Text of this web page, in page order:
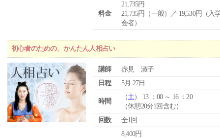
料金
21,735円
21,735円（一般）／ 19,530円（入
会者）
初心者のための、かんたん人相占い
講師
赤見 淑子
日程
5月 27日
時間
（土） 13 ：00 ～ 16 ：20
（休憩20分1回含む）
回数
全1回
8,400円